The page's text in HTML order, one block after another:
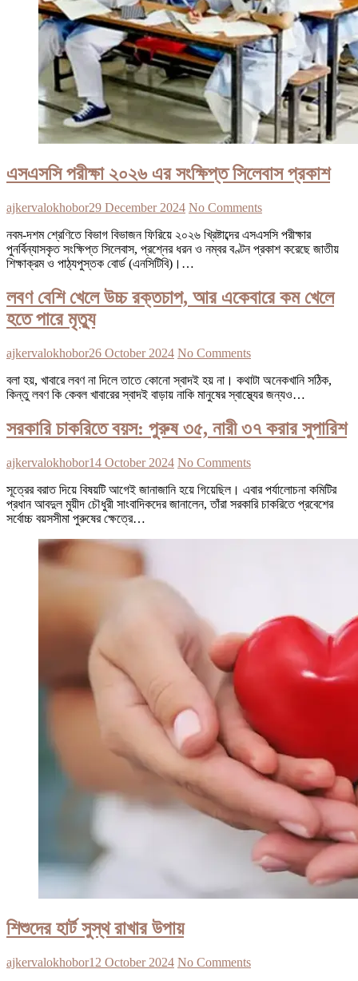
এসএসসি পরীক্ষা ২০২৬ এর সংক্ষিপ্ত সিলেবাস প্রকাশ
ajkervalokhobor29 December 2024 No Comments
নবম-দশম শ্রেণিতে বিভাগ বিভাজন ফিরিয়ে ২০২৬ খ্রিষ্টাব্দের এসএসসি পরীক্ষার
পুনর্বিন্যাসকৃত সংক্ষিপ্ত সিলেবাস, প্রশ্নের ধরন ও নম্বর বণ্টন প্রকাশ করেছে জাতীয়
শিক্ষাক্রম ও পাঠ্যপুস্তক বোর্ড (এনসিটিবি)।…
লবণ বেশি খেলে উচ্চ রক্তচাপ, আর একেবারে কম খেলে
হতে পারে মৃত্যু
ajkervalokhobor26 October 2024 No Comments
বলা হয়, খাবারে লবণ না দিলে তাতে কোনো স্বাদই হয় না। কথাটা অনেকখানি সঠিক,
কিন্তু লবণ কি কেবল খাবারের স্বাদই বাড়ায় নাকি মানুষের স্বাস্থ্যের জন্যও…
সরকারি চাকরিতে বয়স: পুরুষ ৩৫, নারী ৩৭ করার সুপারিশ
ajkervalokhobor14 October 2024 No Comments
সূত্রের বরাত দিয়ে বিষয়টি আগেই জানাজানি হয়ে গিয়েছিল। এবার পর্যালোচনা কমিটির
প্রধান আবদুল মুয়ীদ চৌধুরী সাংবাদিকদের জানালেন, তাঁরা সরকারি চাকরিতে প্রবেশের
সর্বোচ্চ বয়সসীমা পুরুষের ক্ষেত্রে…
শিশুদের হার্ট সুস্থ রাখার উপায়
ajkervalokhobor12 October 2024 No Comments